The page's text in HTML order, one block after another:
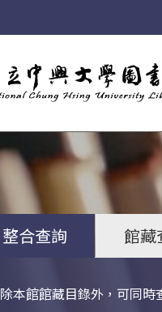
整合查詢 館藏
除本館館藏目錄外，可同時
關鍵字搜尋